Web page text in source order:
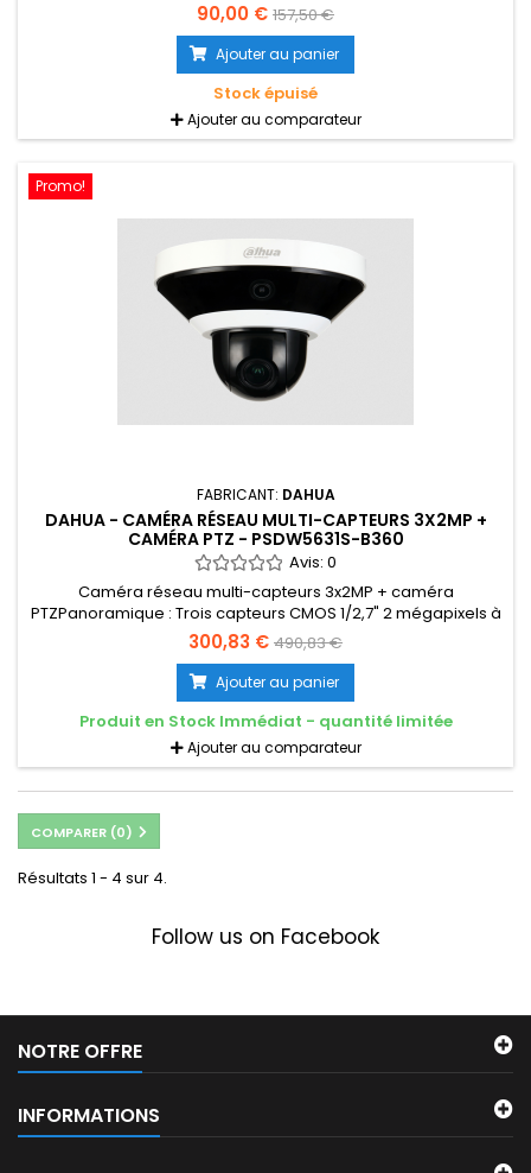
définitionSortie maximale 4 MP (2688 × 1520) à 30 ipsCodec
H.265, taux de compression élevé, faible débit binaireLED IR
intégrée, portée IR maximale : 50 mROI, SMART
H.264+/H.265+, codage flexible, compatible avec différents
environnements de bande...
90,00 € 157,50 €
Ajouter au panier
Stock épuisé
Ajouter au comparateur
Promo!
FABRICANT: DAHUA
DAHUA - CAMÉRA RÉSEAU MULTI-CAPTEURS 3X2MP +
CAMÉRA PTZ - PSDW5631S-B360
Avis: 0
Caméra réseau multi-capteurs 3x2MP + caméra
PTZPanoramique : Trois capteurs CMOS 1/2,7" 2 mégapixels à
balayage progressifPTZ : Capteur CMOS 1/2,7" 2 mégapixels
à balayage progressifEncodage double flux H.265/H.26425
images/s à 1920 x 1080Vue panoramique à 360° sans
assemblageJour/Nuit (ICR), réduction du bruit 3D (3DNR),
balance des blancs automatique...
300,83 € 490,83 €
Ajouter au panier
Produit en Stock Immédiat - quantité limitée
Ajouter au comparateur
COMPARER (0)
Résultats 1 - 4 sur 4.
Follow us on Facebook
NOTRE OFFRE
INFORMATIONS